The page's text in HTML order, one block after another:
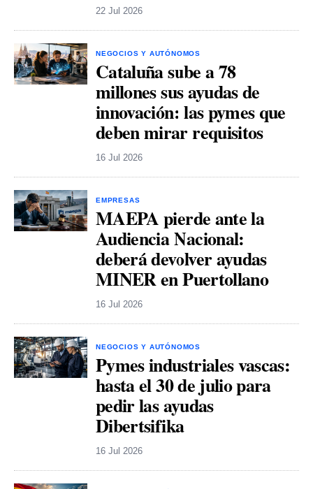
22 Jul 2026
NEGOCIOS Y AUTÓNOMOS
Cataluña sube a 78
millones sus ayudas de
innovación: las pymes que
deben mirar requisitos
16 Jul 2026
EMPRESAS
MAEPA pierde ante la
Audiencia Nacional:
deberá devolver ayudas
MINER en Puertollano
16 Jul 2026
NEGOCIOS Y AUTÓNOMOS
Pymes industriales vascas:
hasta el 30 de julio para
pedir las ayudas
Dibertsifika
16 Jul 2026